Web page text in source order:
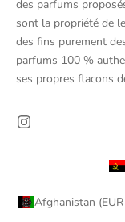
des parfums
sont la propriété de
des fins purement
parfums 100 %
ses propres flacons